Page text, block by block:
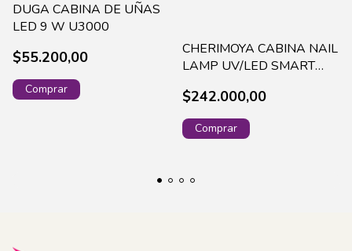
DUGA CABINA DE UÑAS
LED 9 W U3000
$55.200,00
CHERIMOYA CABINA NAIL
LAMP UV/LED SMART
$242.000,00